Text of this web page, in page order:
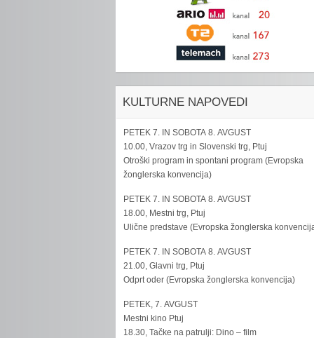
KULTURNE NAPOVEDI
PETEK 7. IN SOBOTA 8. AVGUST
10.00, Vrazov trg in Slovenski trg, Ptuj
Otroški program in spontani program (Evropska
žonglerska konvencija)
PETEK 7. IN SOBOTA 8. AVGUST
18.00, Mestni trg, Ptuj
Ulične predstave (Evropska žonglerska
PETEK 7. IN SOBOTA 8. AVGUST
21.00, Glavni trg, Ptuj
Odprt oder (Evropska žonglerska konvencija)
PETEK, 7. AVGUST
Mestni kino Ptuj
18.30, Tačke na patrulji: Dino – film